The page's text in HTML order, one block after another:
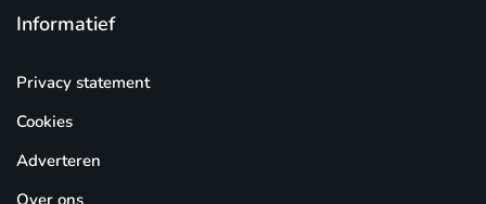
Informatief
Privacy statement
Cookies
Adverteren